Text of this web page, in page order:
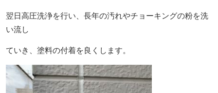
翌日高圧洗浄を行い、長年の汚れやチョーキングの粉を洗
い流し
ていき、塗料の付着を良くします。